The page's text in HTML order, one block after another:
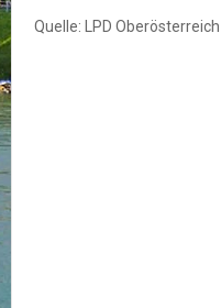
Quelle: LPD Oberösterreich